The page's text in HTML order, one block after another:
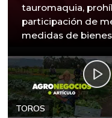
tauromaquia,
participación de
medidas de
TOROS